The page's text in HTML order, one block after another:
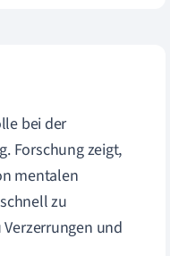
bei der
Forschung zeigt,
mentalen
zu
und